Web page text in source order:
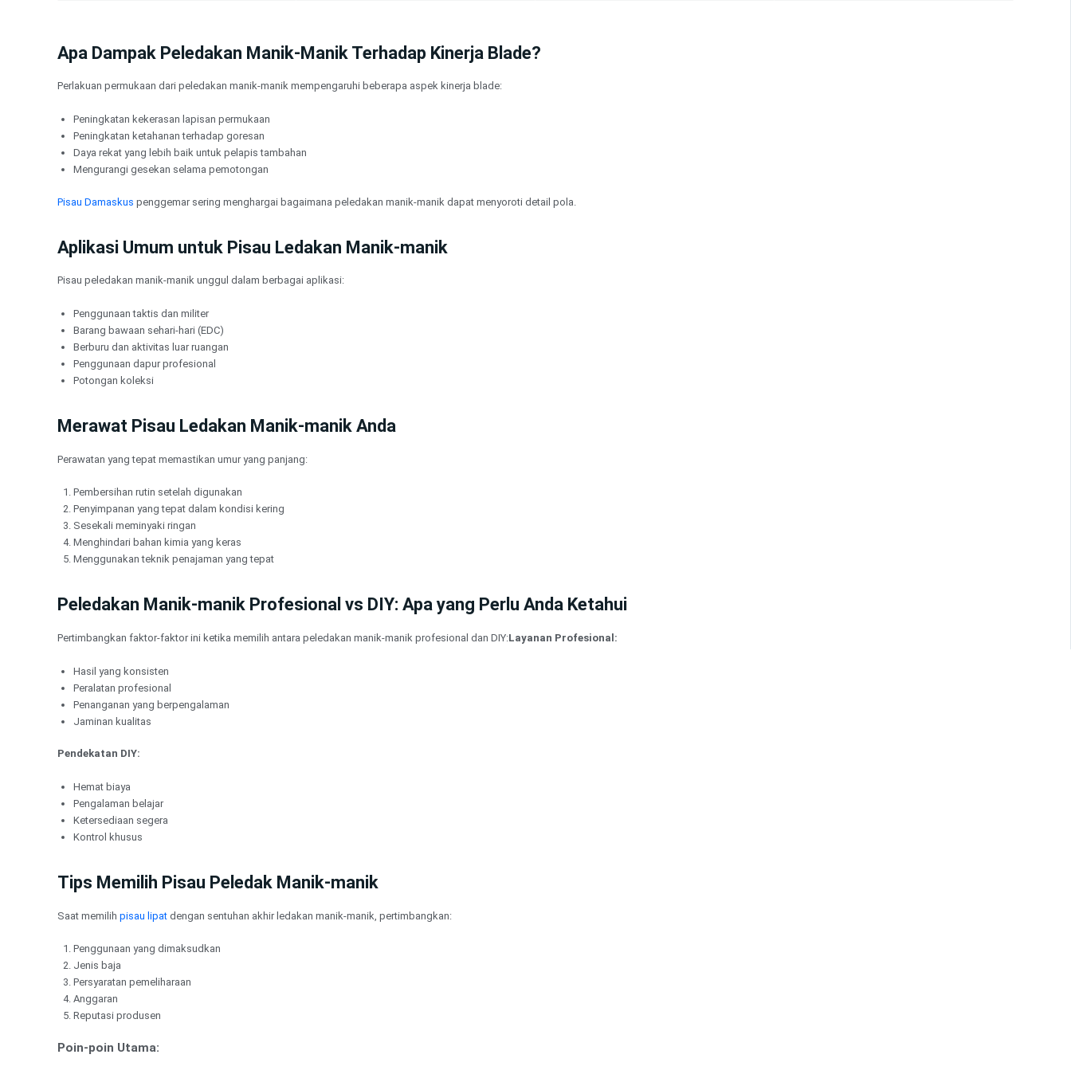
Apa Dampak Peledakan Manik-Manik Terhadap Kinerja Blade?
Perlakuan permukaan dari peledakan manik-manik mempengaruhi beberapa aspek kinerja blade:
Peningkatan kekerasan lapisan permukaan
Peningkatan ketahanan terhadap goresan
Daya rekat yang lebih baik untuk pelapis tambahan
Mengurangi gesekan selama pemotongan
Pisau Damaskus penggemar sering menghargai bagaimana peledakan manik-manik dapat menyoroti detail pola.
Aplikasi Umum untuk Pisau Ledakan Manik-manik
Pisau peledakan manik-manik unggul dalam berbagai aplikasi:
Penggunaan taktis dan militer
Barang bawaan sehari-hari (EDC)
Berburu dan aktivitas luar ruangan
Penggunaan dapur profesional
Potongan koleksi
Merawat Pisau Ledakan Manik-manik Anda
Perawatan yang tepat memastikan umur yang panjang:
Pembersihan rutin setelah digunakan
Penyimpanan yang tepat dalam kondisi kering
Sesekali meminyaki ringan
Menghindari bahan kimia yang keras
Menggunakan teknik penajaman yang tepat
Peledakan Manik-manik Profesional vs DIY: Apa yang Perlu Anda Ketahui
Pertimbangkan faktor-faktor ini ketika memilih antara peledakan manik-manik profesional dan DIY:Layanan Profesional:
Hasil yang konsisten
Peralatan profesional
Penanganan yang berpengalaman
Jaminan kualitas
Pendekatan DIY:
Hemat biaya
Pengalaman belajar
Ketersediaan segera
Kontrol khusus
Tips Memilih Pisau Peledak Manik-manik
Saat memilih pisau lipat dengan sentuhan akhir ledakan manik-manik, pertimbangkan:
Penggunaan yang dimaksudkan
Jenis baja
Persyaratan pemeliharaan
Anggaran
Reputasi produsen
Poin-poin Utama: